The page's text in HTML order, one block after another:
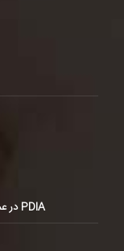
PDIA در عمل: شناسه‌گذاری بودجه و طبقه‌بندی آن